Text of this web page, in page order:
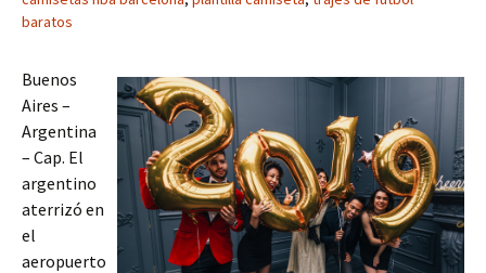
baratos
Buenos
Aires –
Argentina
– Cap. El
argentino
aterrizó en
el
aeropuerto